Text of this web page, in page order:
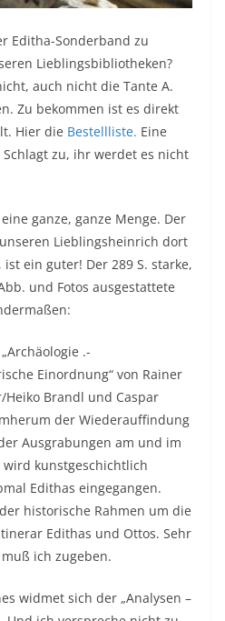
Editha-Sonderband zu
Lieblingsbibliotheken?
auch nicht die Tante A.
Zu bekommen ist es direkt
Hier die Bestellliste. Eine
zu, ihr werdet es nicht
ganze, ganze Menge. Der
Lieblingsheinrich dort
ein guter! Der 289 S. starke,
und Fotos ausgestattete
.-
Einordnung“ von Rainer
Brandl und Caspar
der Wiederauffindung
Ausgrabungen am und im
wird kunstgeschichtlich
Edithas eingegangen.
historische Rahmen um die
Edithas und Ottos. Sehr
ich zugeben.
widmet sich der „Analysen –